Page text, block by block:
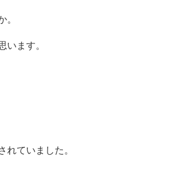
。
います。
ていました。